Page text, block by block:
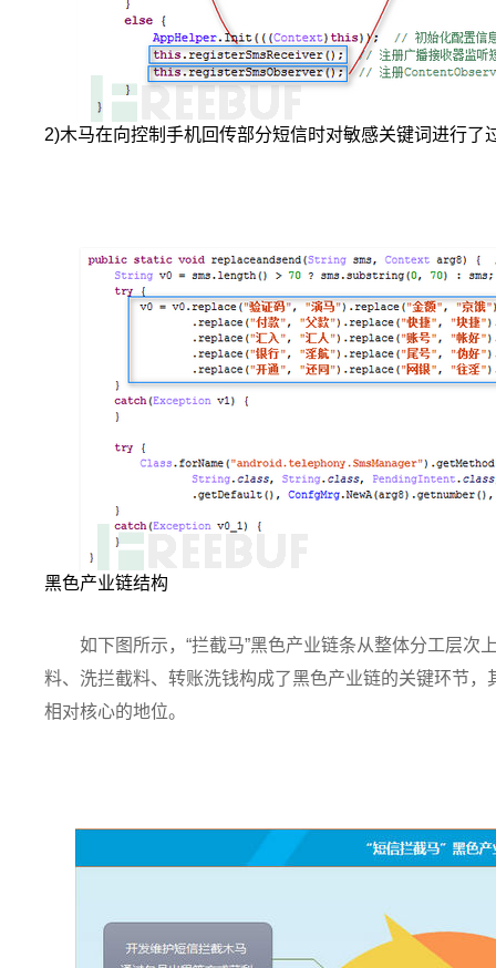
2)木马在向控制手机回传部分短信时对敏感关键词进行
黑色产业链结构
如下图所示，“拦截马”黑色产业链条从整体分工层次
料、洗拦截料、转账洗钱构成了黑色产业链的关键环节，
相对核心的地位。